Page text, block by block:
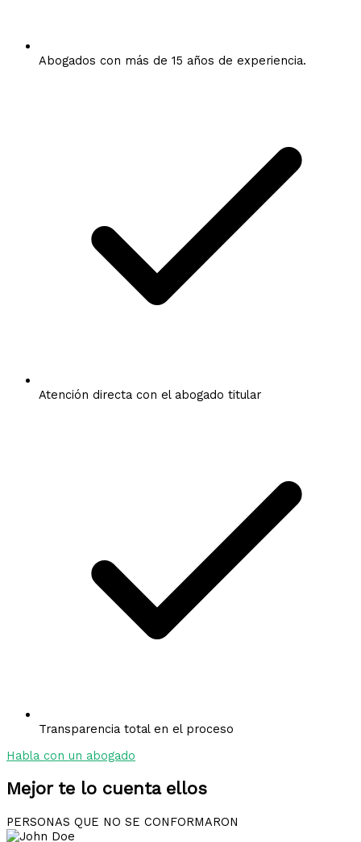
Abogados con más de 15 años de experiencia.
Atención directa con el abogado titular
Transparencia total en el proceso
Habla con un abogado
Mejor te lo cuenta ellos
PERSONAS QUE NO SE CONFORMARON